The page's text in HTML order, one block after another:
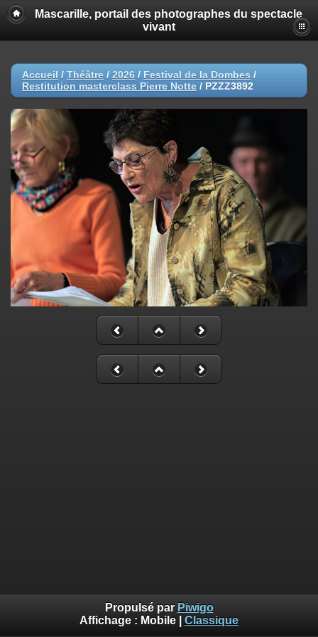
Mascarille, portail des photographes du spectacle
vivant
Accueil / Théâtre / 2026 / Festival de la Dombes /
Restitution masterclass Pierre Notte / PZZZ3892
Propulsé par Piwigo
Affichage : Mobile Classique